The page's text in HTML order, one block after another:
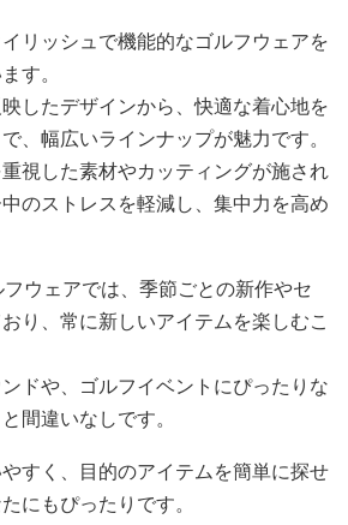
リッシュで機能的なゴルフウェアを
す。
したデザインから、快適な着心地を
、幅広いラインナップが魅力です。
視した素材やカッティングが施され
のストレスを軽減し、集中力を高め
ウェアでは、季節ごとの新作やセ
り、常に新しいアイテムを楽しむこ
ドや、ゴルフイベントにぴったりな
間違いなしです。
すく、目的のアイテムを簡単に探せ
にもぴったりです。